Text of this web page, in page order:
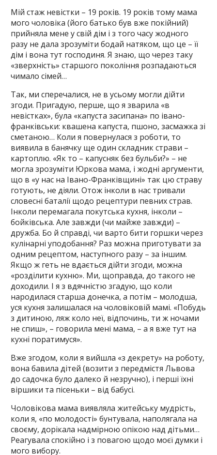
Мій стаж невістки – 19 років. 19 років тому мама
мого чоловіка (його батько був вже покійний)
прийняла мене у свій дім і з того часу жодного
разу не дала зрозуміти бодай натяком, що це – її
дім і вона тут господиня. Я знаю, що через таку
«зверхність» старшого покоління розпадаються
чимало сімей…
Так, ми сперечалися, не в усьому могли дійти
згоди. Пригадую, перше, що я зварила «в
невістках», була «капуста засипана» по івано-
франківськи: квашена капуста, пшоно, засмажка зі
сметаною… Коли я повернулася з роботи, то
виявила в банячку ще один складник страви –
картоплю. «Як то – капусняк без бульби?» – не
могла зрозуміти Юркова мама, і жодні аргументи,
що в «у нас на Івано-Франківщині» так цю страву
готують, не діяли. Отож інколи в нас тривали
словесні баталії щодо рецептури певних страв.
Інколи перемагала покутська кухня, інколи –
бойківська. Але завжди (чи майже завжди) –
дружба. Бо й справді, чи варто бити горшки через
кулінарні уподобання? Раз можна приготувати за
одним рецептом, наступного разу – за іншим.
Якщо ж геть не вдається дійти згоди, можна
«розділити кухню». Ми, щоправда, до такого не
доходили. І я з вдячністю згадую, що коли
народилася старша донечка, а потім – молодша,
уся кухня залишалася на чоловіковій мамі. «Побудь
з дитиною, ляж коло неї, відпочинь, ти ж ночами
не спиш», – говорила мені мама, – а я вже тут на
кухні поратимуся».
Вже згодом, коли я вийшла «з декрету» на роботу,
вона бавила дітей (возити з передмістя Львова
до садочка було далеко й незручно), і перші їхні
віршики та пісеньки – від бабусі.
Чоловікова мама виявляла житейську мудрість,
коли я, «по молодості» бунтувала, наполягала на
своєму, дорікала надмірною опікою над дітьми…
Реагувала спокійно і з повагою щодо моєї думки і
мого вибору.